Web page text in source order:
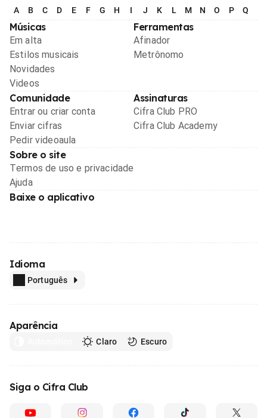
A B C D E F G H I J K L M N O P Q
Músicas
Em alta
Estilos musicais
Novidades
Videos
Ferramentas
Afinador
Metrônomo
Comunidade
Entrar ou criar conta
Enviar cifras
Pedir videoaula
Assinaturas
Cifra Club PRO
Cifra Club Academy
Sobre o site
Termos de uso e privacidade
Ajuda
Baixe o aplicativo
Idioma
Português
Aparência
Claro Escuro
Siga o Cifra Club